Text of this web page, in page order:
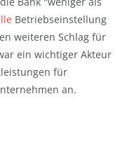
Betriebseinstellung
weiteren Schlag für
ein wichtiger Akteur
für
an.